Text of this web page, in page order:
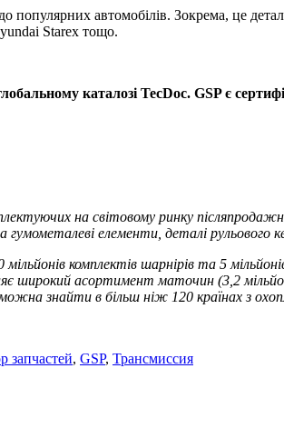
популярних автомобілів. Зокрема, це
Starex тощо.
каталозі TecDoc. GSP є
на світовому ринку
елементи, деталі рульового
комплектів шарнірів та 5
асортимент маточин (3,2
знайти в більш ніж 120 країнах з
запчастей, GSP, Трансмиссия